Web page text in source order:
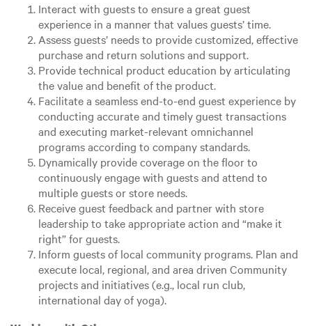
Interact with guests to ensure a great guest
experience in a manner that values guests’ time.
Assess guests’ needs to provide customized, effective
purchase and return solutions and support.
Provide technical product education by articulating
the value and benefit of the product.
Facilitate a seamless end-to-end guest experience by
conducting accurate and timely guest transactions
and executing market-relevant omnichannel
programs according to company standards.
Dynamically provide coverage on the floor to
continuously engage with guests and attend to
multiple guests or store needs.
Receive guest feedback and partner with store
leadership to take appropriate action and “make it
right” for guests.
Inform guests of local community programs. Plan and
execute local, regional, and area driven Community
projects and initiatives (e.g., local run club,
international day of yoga).